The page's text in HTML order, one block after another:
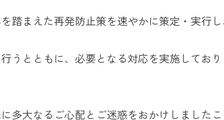
まえた再発防止策を速やかに策定・実行し
うとともに、必要となる対応を実施しており
多大なるご心配とご迷惑をおかけしましたこ